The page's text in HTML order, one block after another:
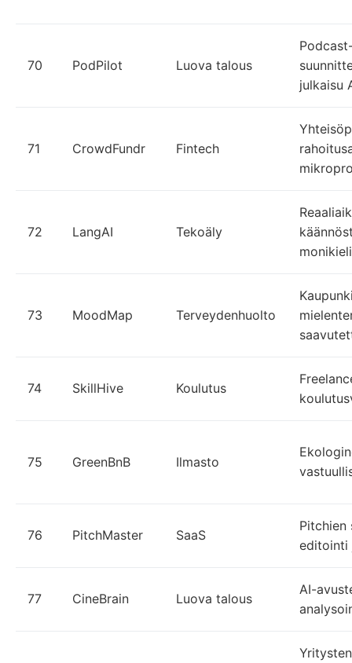
70 PodPilot Luova talous
julkaisu
71 CrowdFundr Fintech
72 LangAI Tekoäly
73 MoodMap Terveydenhuolto
74 SkillHive Koulutus
75 GreenBnB Ilmasto
76 PitchMaster SaaS
Pitchien
editointi
77 CineBrain Luova talous
AI-
Yritysten